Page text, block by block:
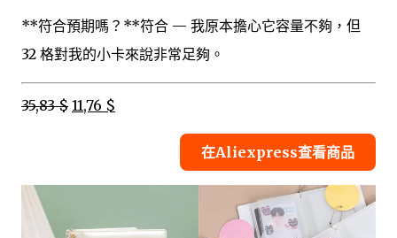
**符合預期嗎？**符合 — 我原本擔心它容量不夠，但
32 格對我的小卡來說非常足夠。
35,83 $ 11,76 $
在Aliexpress查看商品